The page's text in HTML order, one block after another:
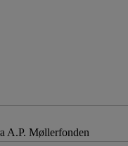
A.P. Møllerfonden